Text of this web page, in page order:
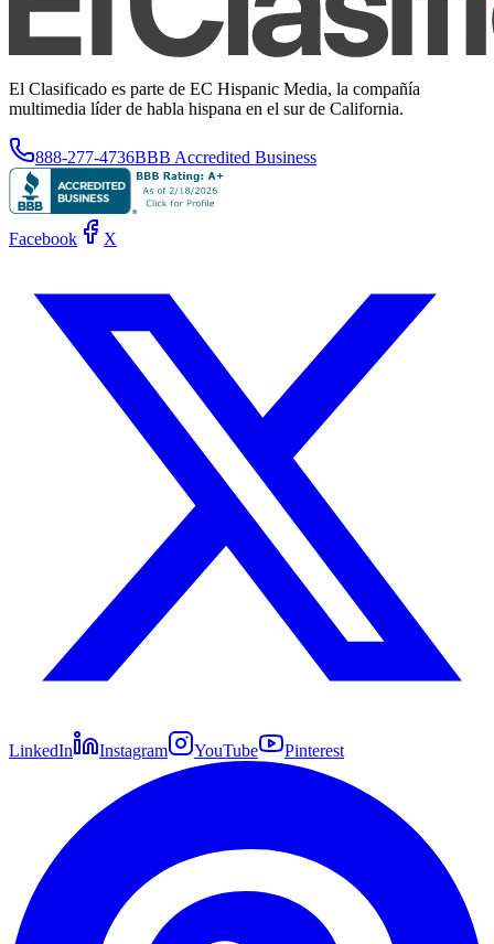
El Clasificado es parte de EC Hispanic Media, la compañía
multimedia líder de habla hispana en el sur de California.
888-277-4736BBB Accredited Business
Facebook X
LinkedIn Instagram YouTube Pinterest